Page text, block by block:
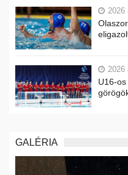
2026
2026
U16-
GALÉRIA